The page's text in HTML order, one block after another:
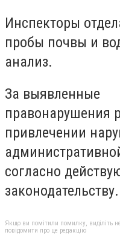
Инспекторы
пробы почвы и
анализ.
За выявленные
правонарушения
привлечении
согласно
законодательству.
Якщо ви помітили помилку, виділіть
повідомити про це редакцію